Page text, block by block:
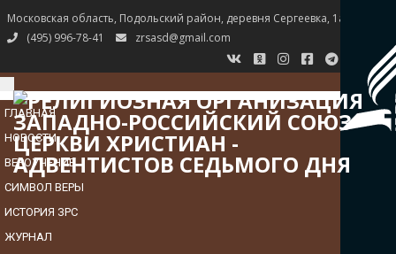
Московская область, Подольский район, деревня Сергеевка, 1а
(495) 996-78-41
zrsasd@gmail.com
TOGGLE
NAVIGATION
ГЛАВНАЯ
НОВОСТИ
ВЕРОУЧЕНИЕ
СИМВОЛ ВЕРЫ
ИСТОРИЯ ЗРС
ЖУРНАЛ